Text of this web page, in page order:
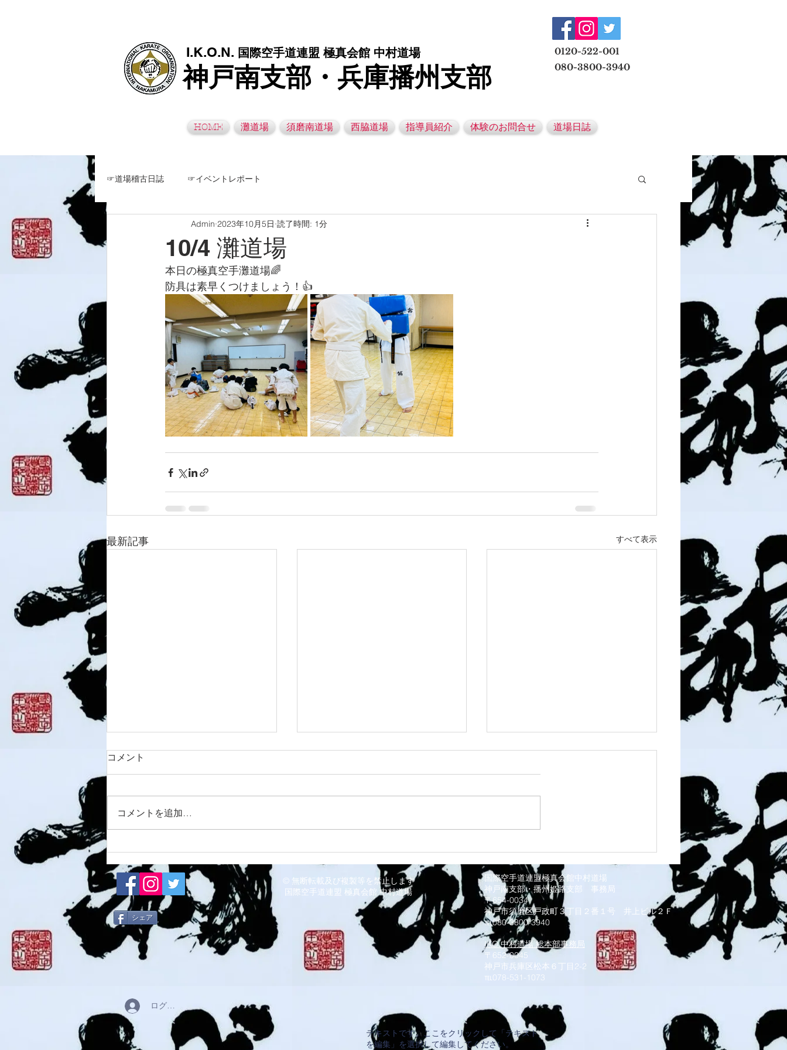
I.K.O.N. 国際空手道連盟 極真会館 中村道場
神戸南支部・兵庫播州支部
0120-522-001
080-3800-3940
HOME 灘道場 須磨南道場 西脇道場 指導員紹介 体験のお問合せ 道場日誌
☞道場稽古日誌 ☞イベントレポート
10/4 灘道場
Admin 2023年10月5日 読了時間: 1分
本日の極真空手灘道場🌈
防具は素早くつけましょう！👍
最新記事 すべて表示
8/3 灘道場
コメント
コメントを追加…
© 無断転載及び複製等を禁止します
国際空手道連盟 極真会館 中村道場
シェア
ログイン
国際空手道連盟極真会館中村道場
神戸南支部・播州姫路支部 事務局
〒654-0034
神戸市須磨区戸政町３丁目２番１号 井上ビル２Ｆ
℡080-3800-3940
IKO.中村道場 総本部事務局
〒652-0045
神戸市兵庫区松本６丁目2-2
​℡078-531-1073
テキストです。ここをクリックして「テキスト
を編集」を選択して編集してください。